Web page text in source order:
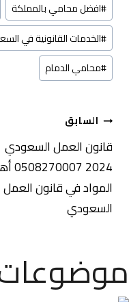
#افضل محامي بالمملكة
#الخدمات القانونية في
#محامي الدمام
تصفّح
المقالات
السابق
قانون العمل السعودي
2024
المواد في قانون العمل
السعودي